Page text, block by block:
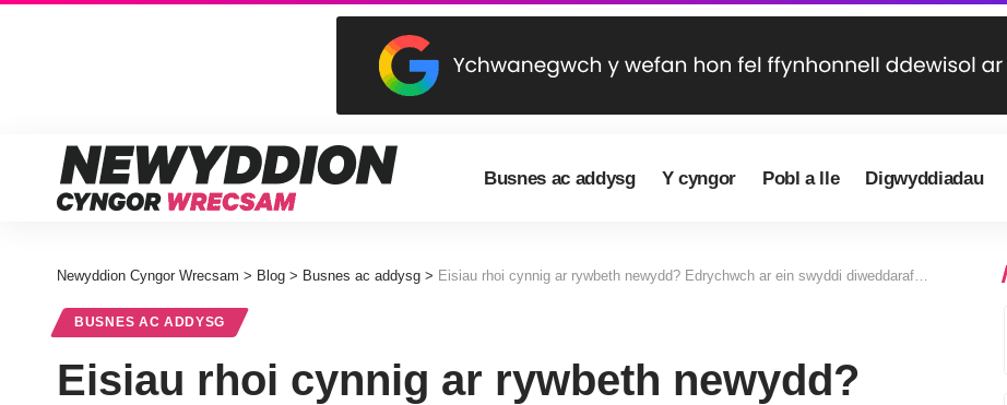
Busnes ac addysg Y cyngor Pobl a lle Digwyddiadau
Newyddion Cyngor Wrecsam > Blog > Busnes ac addysg > Eisiau rhoi cynnig ar rywbeth newydd? Edrychwch ar ein swyddi diweddaraf…
BUSNES AC ADDYSG
Eisiau rhoi cynnig ar rywbeth newydd?